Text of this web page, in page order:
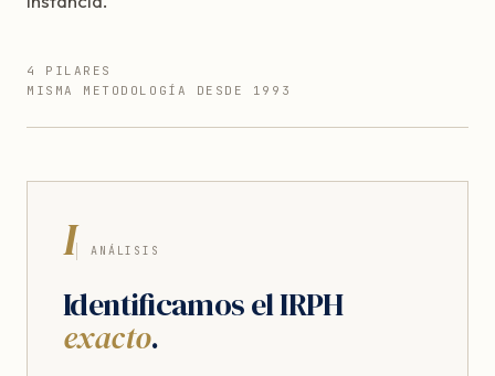
4 PILARES
MISMA METODOLOGÍA DESDE 1993
I ANÁLISIS
Identificamos el IRPH
exacto.